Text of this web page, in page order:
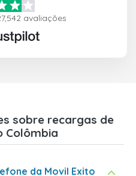
avaliações
sobre recargas de
Colômbia
da Movil Exito